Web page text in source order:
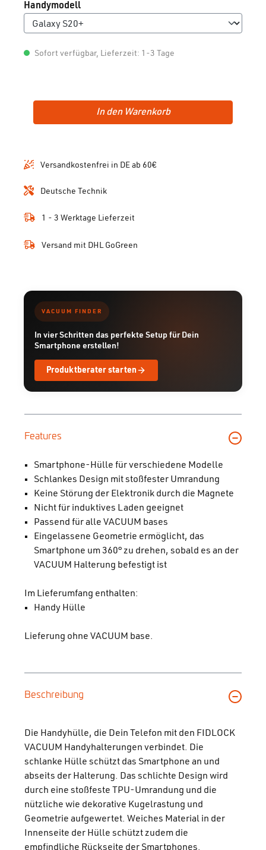
Handymodellauswählen
Sofort verfügbar, Lieferzeit: 1-3 Tage
In den Warenkorb
Versandkostenfrei in DE ab 60€
Deutsche Technik
1 - 3 Werktage Lieferzeit
Versand mit DHL GoGreen
VACUUM FINDER
In vier Schritten das perfekte Setup für Dein
Smartphone erstellen!
Produktberater starten
Features
Smartphone-Hülle für verschiedene Modelle
Schlankes Design mit stoßfester Umrandung
Keine Störung der Elektronik durch die Magnete
Nicht für induktives Laden geeignet
Passend für alle VACUUM bases
Eingelassene Geometrie ermöglicht, das
Smartphone um 360° zu drehen, sobald es an der
VACUUM Halterung befestigt ist
Im Lieferumfang enthalten:
Handy Hülle
Lieferung ohne VACUUM base.
Beschreibung
Die Handyhülle, die Dein Telefon mit den FIDLOCK
VACUUM Handyhalterungen verbindet. Die
schlanke Hülle schützt das Smartphone an und
abseits der Halterung. Das schlichte Design wird
durch eine stoßfeste TPU-Umrandung und die
nützliche wie dekorative Kugelrastung und
Geometrie aufgewertet. Weiches Material in der
Innenseite der Hülle schützt zudem die
empfindliche Rückseite der Smartphones.